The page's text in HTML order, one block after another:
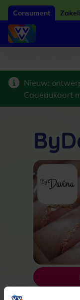
Consument
Nieuw:
Cadeaukaart